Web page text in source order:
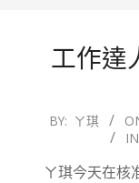
工作達
2009-
23
BY: ㄚ琪
ㄚ琪今天在核